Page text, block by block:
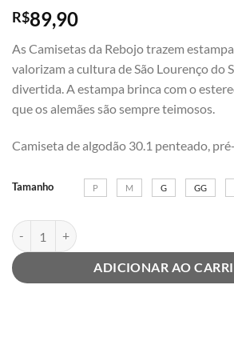
R$89,90
As Camisetas da Rebojo trazem
valorizam a cultura de São Lourenço do
divertida. A estampa brinca com o
que os alemães são sempre teimosos.
Camiseta de algodão 30.1 penteado,
Tamanho P M G GG
Camiseta Alemoa Teimosa - Rosa Estonado |
ADICIONAR AO